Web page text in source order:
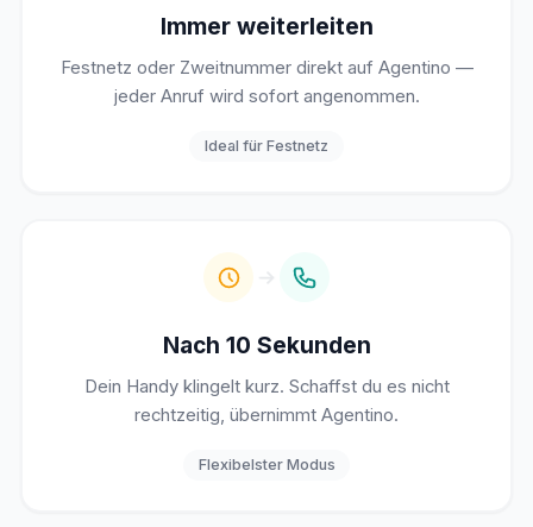
Immer weiterleiten
Festnetz oder Zweitnummer direkt auf Agentino —
jeder Anruf wird sofort angenommen.
Ideal für Festnetz
Nach 10 Sekunden
Dein Handy klingelt kurz. Schaffst du es nicht
rechtzeitig, übernimmt Agentino.
Flexibelster Modus